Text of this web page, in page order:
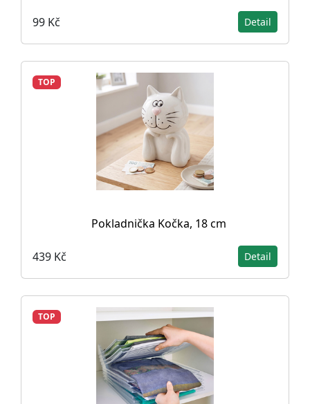
99 Kč Detail
TOP
Pokladnička Kočka, 18 cm
439 Kč Detail
TOP